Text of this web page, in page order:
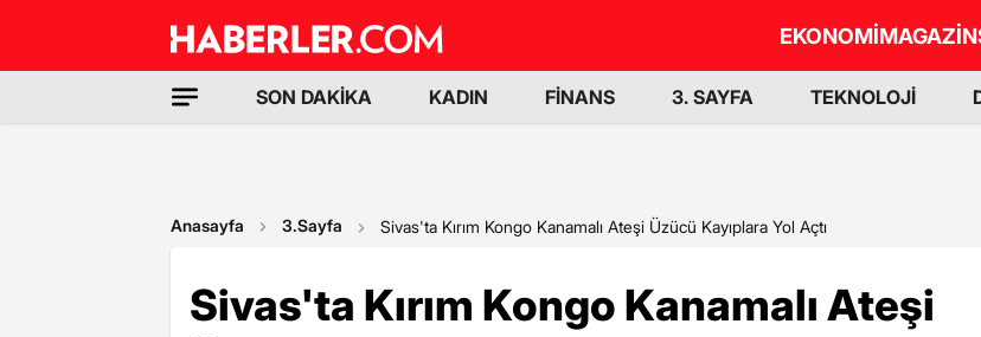
EKONOMİMAGAZİN
SON DAKİKA KADIN FİNANS 3. SAYFA TEKNOLOJİ
Anasayfa 3.Sayfa Sivas'ta Kırım Kongo Kanamalı Ateşi Üzücü Kayıplara Yol Açtı
Sivas'ta Kırım Kongo Kanamalı Ateşi